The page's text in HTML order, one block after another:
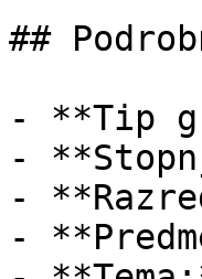
##
- **Tip
-
-
-